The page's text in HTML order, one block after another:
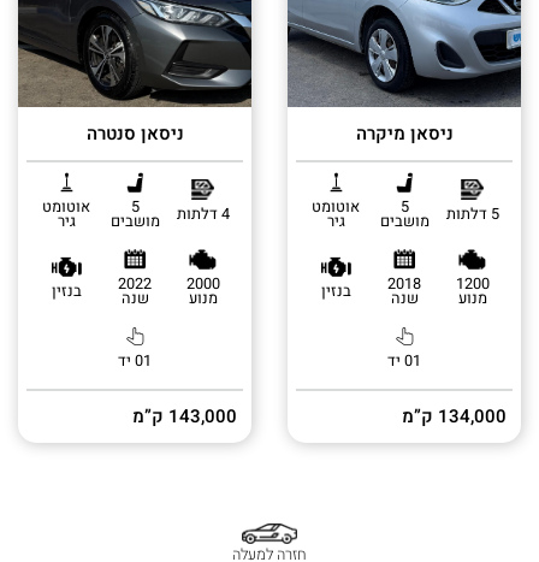
ניסאן מיקרה
5 דלתות 5
מושבים
אוטומט
גיר
1200
מנוע
2018
שנה בנזין
01 יד
134,000 ק”מ
ניסאן סנטרה
4 דלתות 5
מושבים
אוטומט
גיר
2000
מנוע
2022
שנה בנזין
01 יד
143,000 ק”מ
חזרה למעלה